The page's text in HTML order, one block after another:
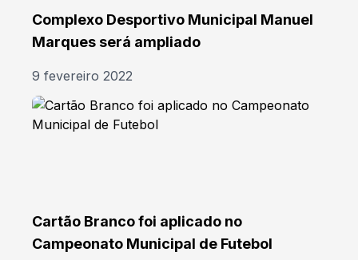
Complexo Desportivo Municipal Manuel
Marques será ampliado
9 fevereiro 2022
Cartão Branco foi aplicado no
Campeonato Municipal de Futebol